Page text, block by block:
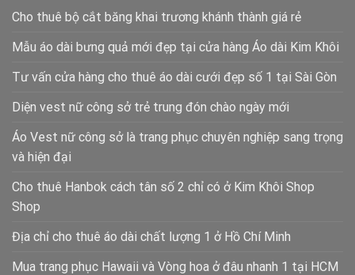
Cho thuê bộ cắt băng khai trương khánh thành giá rẻ
Mẫu áo dài bưng quả mới đẹp tại cửa hàng Áo dài Kim Khôi
Tư vấn cửa hàng cho thuê áo dài cưới đẹp số 1 tại Sài Gòn
Diện vest nữ công sở trẻ trung đón chào ngày mới
Áo Vest nữ công sở là trang phục chuyên nghiệp sang trọng
và hiện đại
Cho thuê Hanbok cách tân số 2 chỉ có ở Kim Khôi Shop
Shop
Địa chỉ cho thuê áo dài chất lượng 1 ở Hồ Chí Minh
Mua trang phục Hawaii và Vòng hoa ở đâu nhanh 1 tại HCM